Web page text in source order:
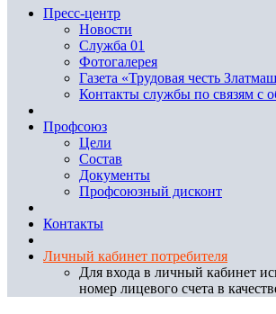
Пресс-центр
Новости
Служба 01
Фотогалерея
Газета «Трудовая честь
Контакты службы по связям с
Профсоюз
Цели
Состав
Документы
Профсоюзный дисконт
Контакты
Личный кабинет потребителя
Для входа в личный кабинет
номер лицевого счета в